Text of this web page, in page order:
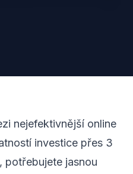
nejefektivnější online
investice přes 3
potřebujete jasnou